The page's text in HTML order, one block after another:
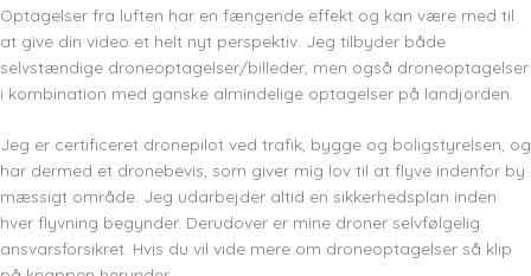
Optagelser fra luften har en fængende effekt og kan være med til
at give din video et helt nyt perspektiv. Jeg tilbyder både
selvstændige droneoptagelser/billeder, men også droneoptagelser
i kombination med ganske almindelige optagelser på landjorden.
Jeg er certificeret dronepilot ved trafik, bygge og boligstyrelsen, og
har dermed et dronebevis, som giver mig lov til at flyve indenfor by
mæssigt område. Jeg udarbejder altid en sikkerhedsplan inden
hver flyvning begynder. Derudover er mine droner selvfølgelig
ansvarsforsikret. Hvis du vil vide mere om droneoptagelser så klip